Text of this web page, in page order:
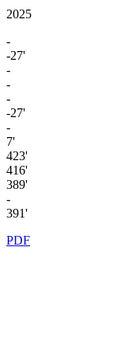
2025
-
-27'
-
-
-
-27'
-
7'
423'
416'
389'
-
391'
PDF